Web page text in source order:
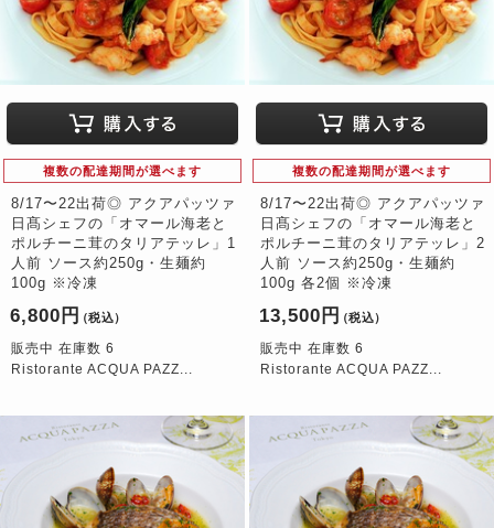
複数の配達期間が選べます
8/17〜22出荷◎ アクアパッツァ
日髙シェフの「オマール海老と
ポルチーニ茸のタリアテッレ」1
人前 ソース約250g・生麺約
100g ※冷凍
6,800円 （税込）
販売中 在庫数 6
Ristorante ACQUA PAZZ...
複数の配達期間が選べます
8/17〜22出荷◎ アクアパッツァ
日髙シェフの「オマール海老と
ポルチーニ茸のタリアテッレ」2
人前 ソース約250g・生麺約
100g 各2個 ※冷凍
13,500円 （税込）
販売中 在庫数 6
Ristorante ACQUA PAZZ...